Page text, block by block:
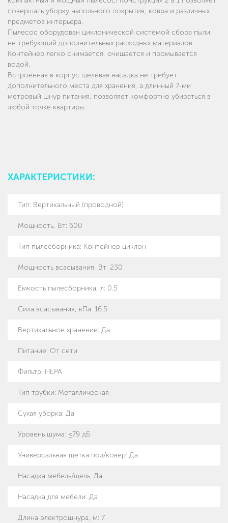
совершать уборку напольного покрытия, ковра и различных
предметов интерьера.
Пылесос оборудован циклонической системой сбора пыли,
не требующий дополнительных расходных материалов.
Контейнер легко снимается, очищается и промывается
водой.
Встроенная в корпус щелевая насадка не требует
дополнительного места для хранения, а длинный 7-ми
метровый шнур питания, позволяет комфортно убираться в
любой точке квартиры.
ХАРАКТЕРИСТИКИ:
Тип: Вертикальный (проводной)
Мощность, Вт: 600
Тип пылесборника: Контейнер циклон
Мощность всасывания, Вт: 230
Емкость пылесборника, л: 0.5
Сила всасывания, кПа: 16.5
Вертикальное хранение: Да
Питание: От сети
Фильтр: HEPA
Тип трубки: Металлическая
Сухая уборка: Да
Уровень шума: ≤79 дБ
Универсальная щетка пол/ковер: Да
Насадка мебель/щель: Да
Насадка для мебели: Да
Длина электрошнура, м: 7